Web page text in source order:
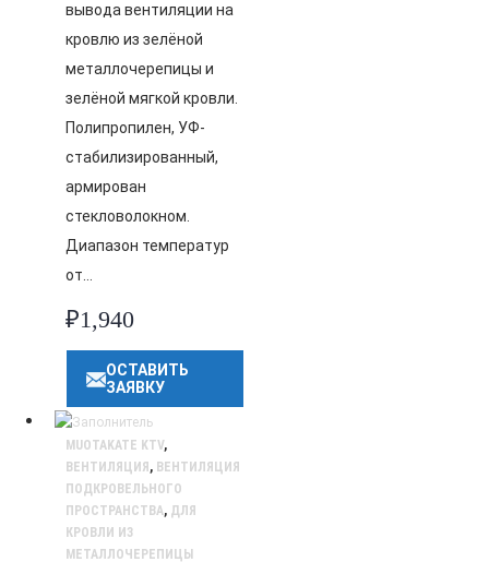
вывода вентиляции на
кровлю из зелёной
металлочерепицы и
зелёной мягкой кровли.
Полипропилен, УФ-
стабилизированный,
армирован
стекловолокном.
Диапазон температур
от…
₽1,940
ОСТАВИТЬ
ЗАЯВКУ
MUOTAKATE KTV,
ВЕНТИЛЯЦИЯ , ВЕНТИЛЯЦИЯ
ПОДКРОВЕЛЬНОГО
ПРОСТРАНСТВА, ДЛЯ
КРОВЛИ ИЗ
МЕТАЛЛОЧЕРЕПИЦЫ